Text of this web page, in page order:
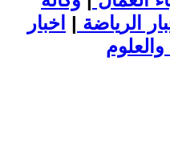
الرياضة | اخبار